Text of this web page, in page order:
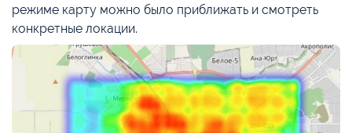
режиме карту можно было приближать и смотреть
конкретные локации.